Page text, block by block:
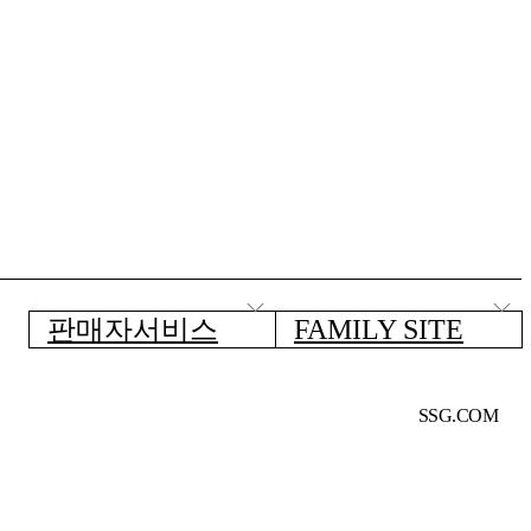
판매자서비스 FAMILY SITE
SSG.COM